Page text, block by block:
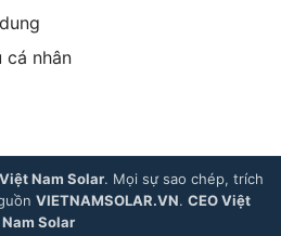
cá nhân
Việt Nam Solar. Mọi sự sao chép, trích
VIETNAMSOLAR.VN. CEO Việt
Nam Solar